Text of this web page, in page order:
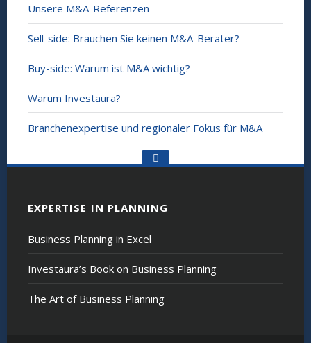
Unsere M&A-Referenzen
Sell-side: Brauchen Sie keinen M&A-Berater?
Buy-side: Warum ist M&A wichtig?
Warum Investaura?
Branchenexpertise und regionaler Fokus für M&A
Go
top
EXPERTISE IN PLANNING
Business Planning in Excel
Investaura’s Book on Business Planning
The Art of Business Planning